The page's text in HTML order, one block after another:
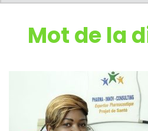
Mot de la